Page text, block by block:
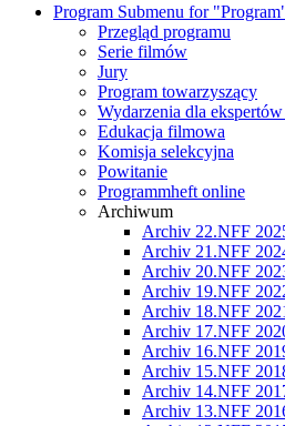
Program Submenu for
Przegląd programu
Serie filmów
Jury
Program towarzyszący
Wydarzenia dla
Edukacja filmowa
Komisja selekcyjna
Powitanie
Programmheft online
Archiwum
Archiv 22.NFF
Archiv 21.NFF
Archiv 20.NFF
Archiv 19.NFF
Archiv 18.NFF
Archiv 17.NFF
Archiv 16.NFF
Archiv 15.NFF
Archiv 14.NFF
Archiv 13.NFF